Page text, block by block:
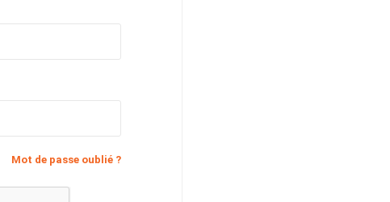
Mot de passe oublié ?